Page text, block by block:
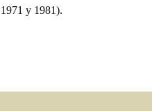
y 1981).